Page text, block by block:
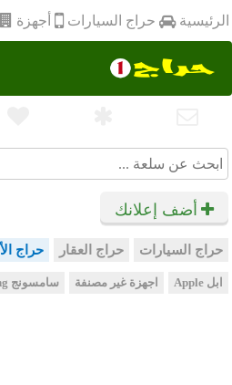
الرئيسية حراج السيارات أجهزة
أضف إعلانك
حراج السيارات حراج العقار حراج
ابل Apple اجهزة غير مصنفة سامسونج Samsung